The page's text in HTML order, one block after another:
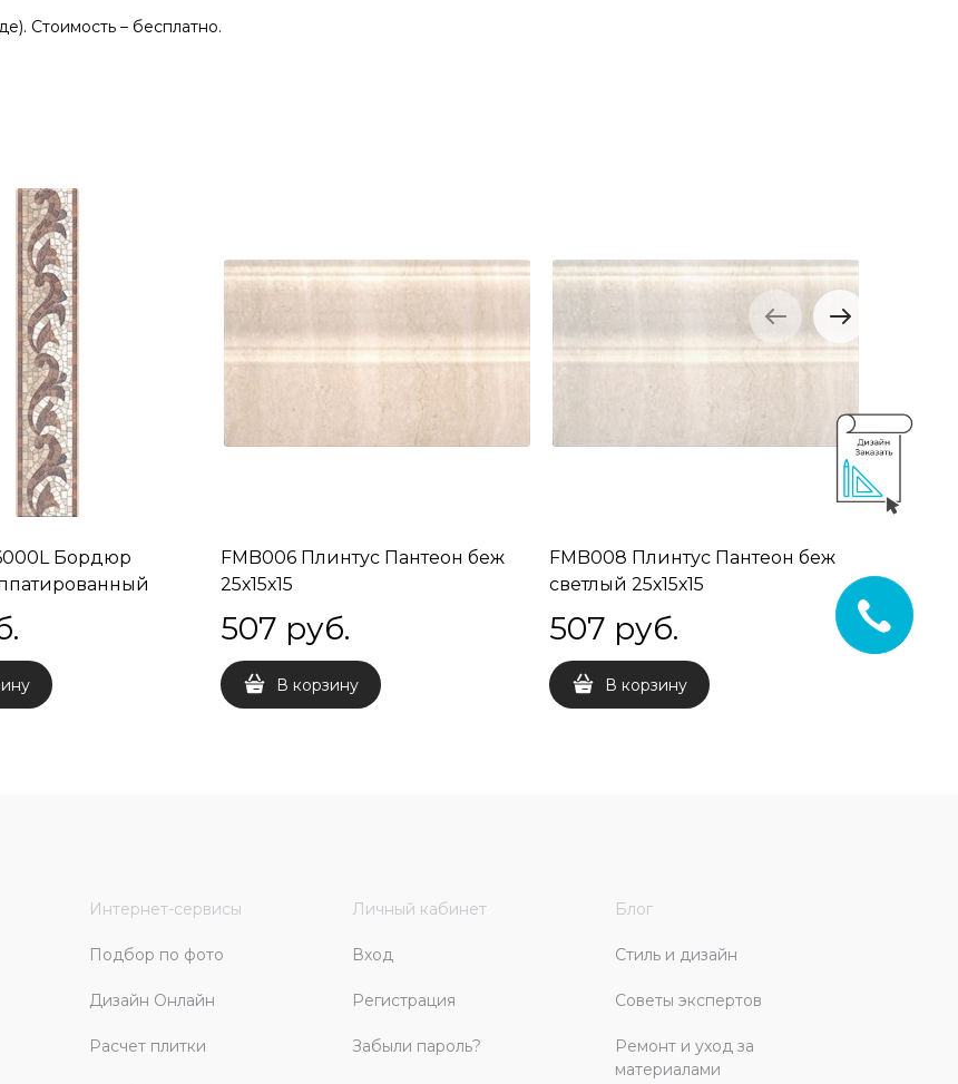
Стоимость – бесплатно.
Бордюр
FMB006 Плинтус Пантеон беж
25х15х15
507 руб.
В корзину
FMB008 Плинтус Пантеон беж
светлый 25х15х15
507 руб.
В корзину
1 351
Интернет-сервисы
Подбор по фото
Дизайн Онлайн
Расчет плитки
Личный кабинет
Вход
Регистрация
Забыли пароль?
Блог
Стиль и дизайн
Советы экспертов
Ремонт и уход за
материалами